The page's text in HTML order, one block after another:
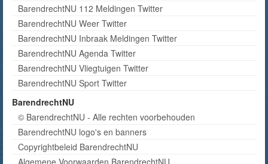
BarendrechtNU 112 Meldingen Twitter
BarendrechtNU Weer Twitter
BarendrechtNU Inbraak Meldingen Twitter
BarendrechtNU Agenda Twitter
BarendrechtNU Vliegtuigen Twitter
BarendrechtNU Sport Twitter
BarendrechtNU
© BarendrechtNU - Alle rechten voorbehouden
BarendrechtNU logo's en banners
Copyrightbeleid BarendrechtNU
Algemene Voorwaarden BarendrechtNU